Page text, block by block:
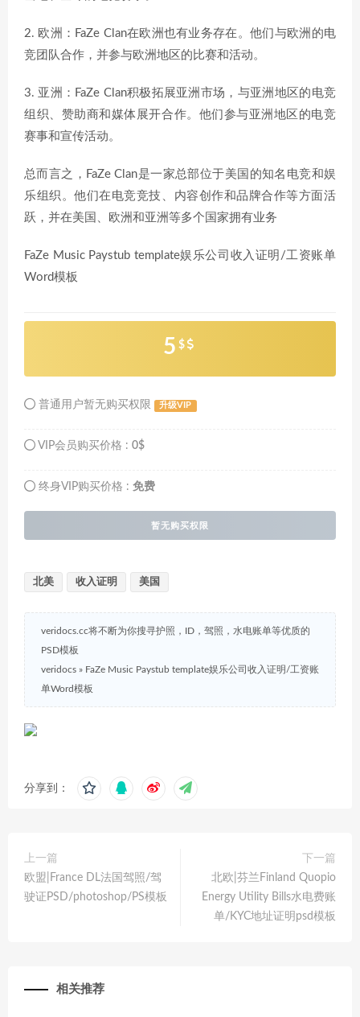
2. 欧洲：FaZe Clan在欧洲也有业务存在。他们与欧洲的电
竞团队合作，并参与欧洲地区的比赛和活动。
3. 亚洲：FaZe Clan积极拓展亚洲市场，与亚洲地区的电竞
组织、赞助商和媒体展开合作。他们参与亚洲地区的电竞
赛事和宣传活动。
总而言之，FaZe Clan是一家总部位于美国的知名电竞和娱
乐组织。他们在电竞竞技、内容创作和品牌合作等方面活
跃，并在美国、欧洲和亚洲等多个国家拥有业务
FaZe Music Paystub template娱乐公司收入证明/工资账单
Word模板
5 $
普通用户暂无购买权限 升级VIP
VIP会员购买价格 : 0$
终身VIP购买价格 : 免费
暂无购买权限
北美 收入证明 美国
veridocs.cc将不断为你搜寻护照，ID，驾照，水电账单等优质的
PSD模板
veridocs » FaZe Music Paystub template娱乐公司收入证明/工资账
单Word模板
分享到：
上一篇
欧盟|France DL法国驾照/驾
驶证PSD/photoshop/PS模板
下一篇
北欧|芬兰Finland Quopio
Energy Utility Bills水电费账
单/KYC地址证明psd模板
相关推荐